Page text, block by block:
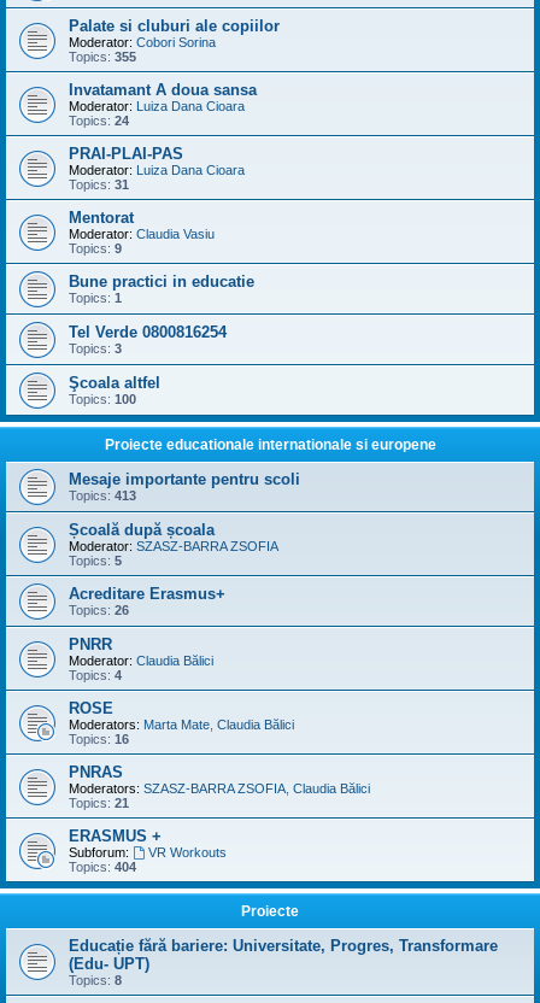
Palate si cluburi ale copiilor
Moderator: Cobori Sorina
Topics: 355
Invatamant A doua sansa
Moderator: Luiza Dana Cioara
Topics: 24
PRAI-PLAI-PAS
Moderator: Luiza Dana Cioara
Topics: 31
Mentorat
Moderator: Claudia Vasiu
Topics: 9
Bune practici in educatie
Topics: 1
Tel Verde 0800816254
Topics: 3
Şcoala altfel
Topics: 100
Proiecte educationale internationale si europene
Mesaje importante pentru scoli
Topics: 413
Școală după școala
Moderator: SZASZ-BARRA ZSOFIA
Topics: 5
Acreditare Erasmus+
Topics: 26
PNRR
Moderator: Claudia Bălici
Topics: 4
ROSE
Moderators: Marta Mate Claudia Bălici
Topics: 16
PNRAS
Moderators: SZASZ-BARRA ZSOFIA Claudia Bălici
Topics: 21
ERASMUS +
Subforum:
VR Workouts
Topics: 404
Proiecte
Educație fără bariere: Universitate, Progres, Transformare
(Edu- UPT)
Topics: 8